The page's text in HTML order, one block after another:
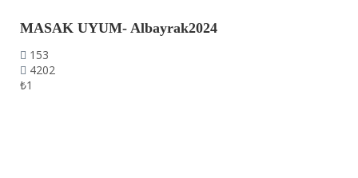
MASAK UYUM- Albayrak2024
153
4202
₺1